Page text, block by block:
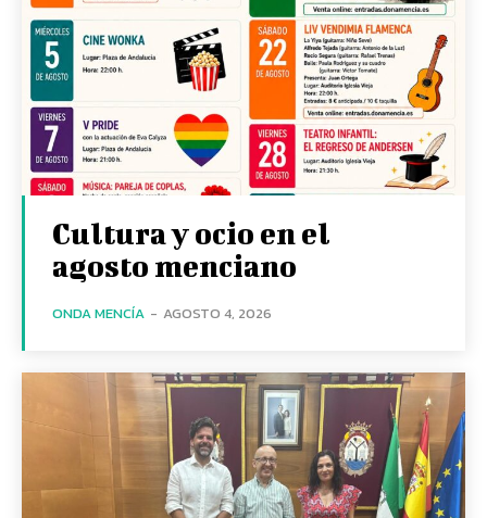
Cultura y ocio en el
agosto menciano
ONDA MENCÍA - AGOSTO 4, 2026